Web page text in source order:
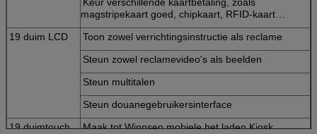
magstripekaart goed, chipkaart, RFID-kaart…
19 duim LCD
Toon zowel verrichtingsinstructie als reclame
Steun zowel reclamevideo's als beelden
Steun multitalen
Steun douanegebruikersinterface
19 duimtouch
Maak tot Winnsen mobiele het laden Kiosk